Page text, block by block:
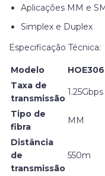
Aplicações MM e
Simplex e Duplex
Especificação Técnica:
Modelo
Taxa de
transmissão
1.25Gbps
Tipo de
fibra
MM
Distância
de
transmissão
550m